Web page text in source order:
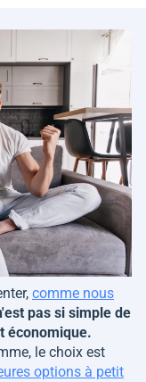
comme nous
pas si simple de
économique.
le choix est
options à petit